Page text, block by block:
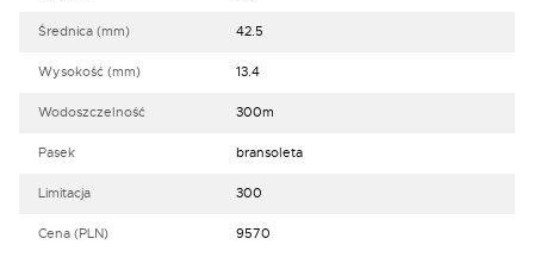
Średnica (mm) 42.5
Wysokość (mm) 13.4
Wodoszczelność 300m
Pasek bransoleta
Limitacja 300
Cena (PLN) 9570